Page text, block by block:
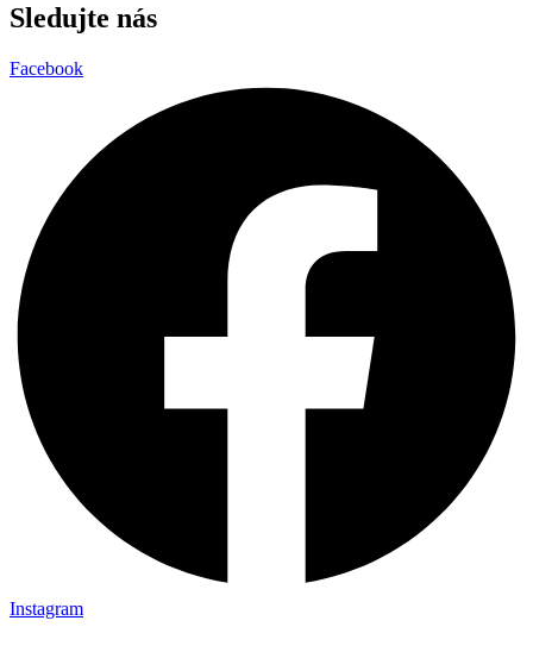
Sledujte nás
Facebook
Instagram